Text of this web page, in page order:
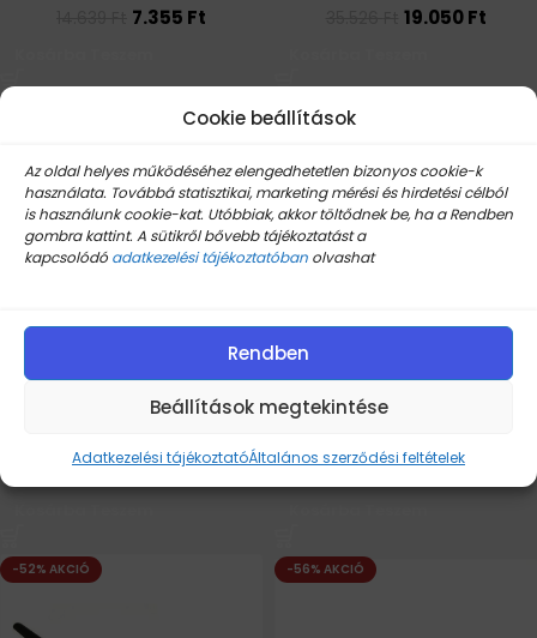
Cookie beállítások
Az oldal helyes működéséhez elengedhetetlen bizonyos cookie-k
használata. Továbbá statisztikai, marketing mérési és hirdetési célból
is használunk cookie-kat. Utóbbiak, akkor töltődnek be, ha a Rendben
gombra kattint. A sütikről bővebb tájékoztatást a
kapcsolódó adatkezelési tájékoztatóban olvashat
Rendben
Beállítások megtekintése
Adatkezelési tájékoztatóÁltalános szerződési feltételek
7.355 Ft 19.050Ft
kapaszkodó külső burkolat
14.965Ft
-50% AKCIÓ
Készleten
7.320Ft
-52% AKCIÓ -56% AKCIÓ